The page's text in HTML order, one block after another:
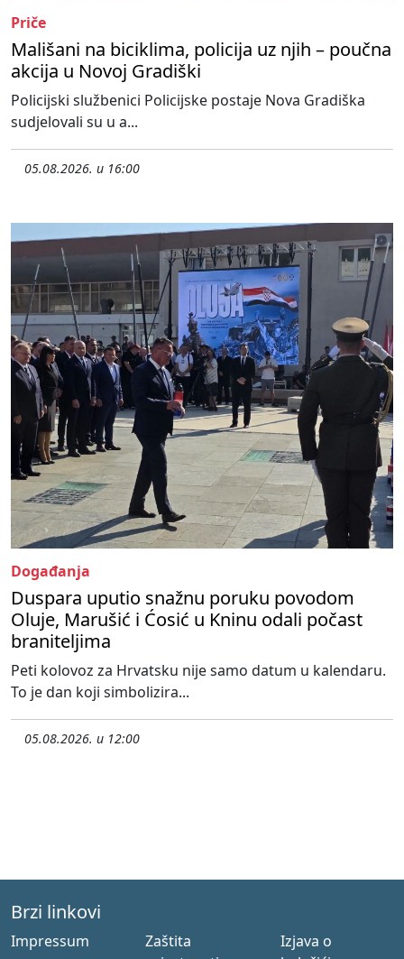
Priče
Mališani na biciklima, policija uz njih – poučna
akcija u Novoj Gradiški
Policijski službenici Policijske postaje Nova Gradiška
sudjelovali su u a...
05.08.2026. u 16:00
Događanja
Duspara uputio snažnu poruku povodom
Oluje, Marušić i Ćosić u Kninu odali počast
braniteljima
Peti kolovoz za Hrvatsku nije samo datum u kalendaru.
To je dan koji simbolizira...
05.08.2026. u 12:00
Brzi linkovi
Impressum
Zaštita
Izjava o